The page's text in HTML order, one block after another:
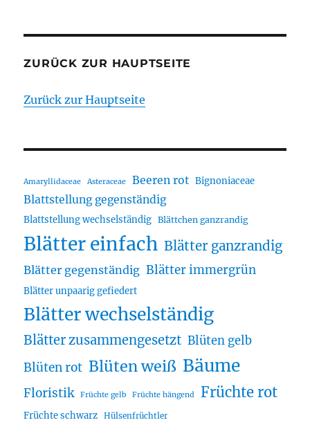
ZURÜCK ZUR HAUPTSEITE
Zurück zur Hauptseite
Amaryllidaceae Asteraceae Beeren rot Bignoniaceae
Blattstellung gegenständig
Blattstellung wechselständig Blättchen ganzrandig
Blätter einfach Blätter ganzrandig
Blätter gegenständig Blätter immergrün
Blätter unpaarig gefiedert
Blätter wechselständig
Blätter zusammengesetzt Blüten gelb
Blüten rot Blüten weiß Bäume
Floristik Früchte gelb Früchte hängend Früchte rot
Früchte schwarz Hülsenfrüchtler